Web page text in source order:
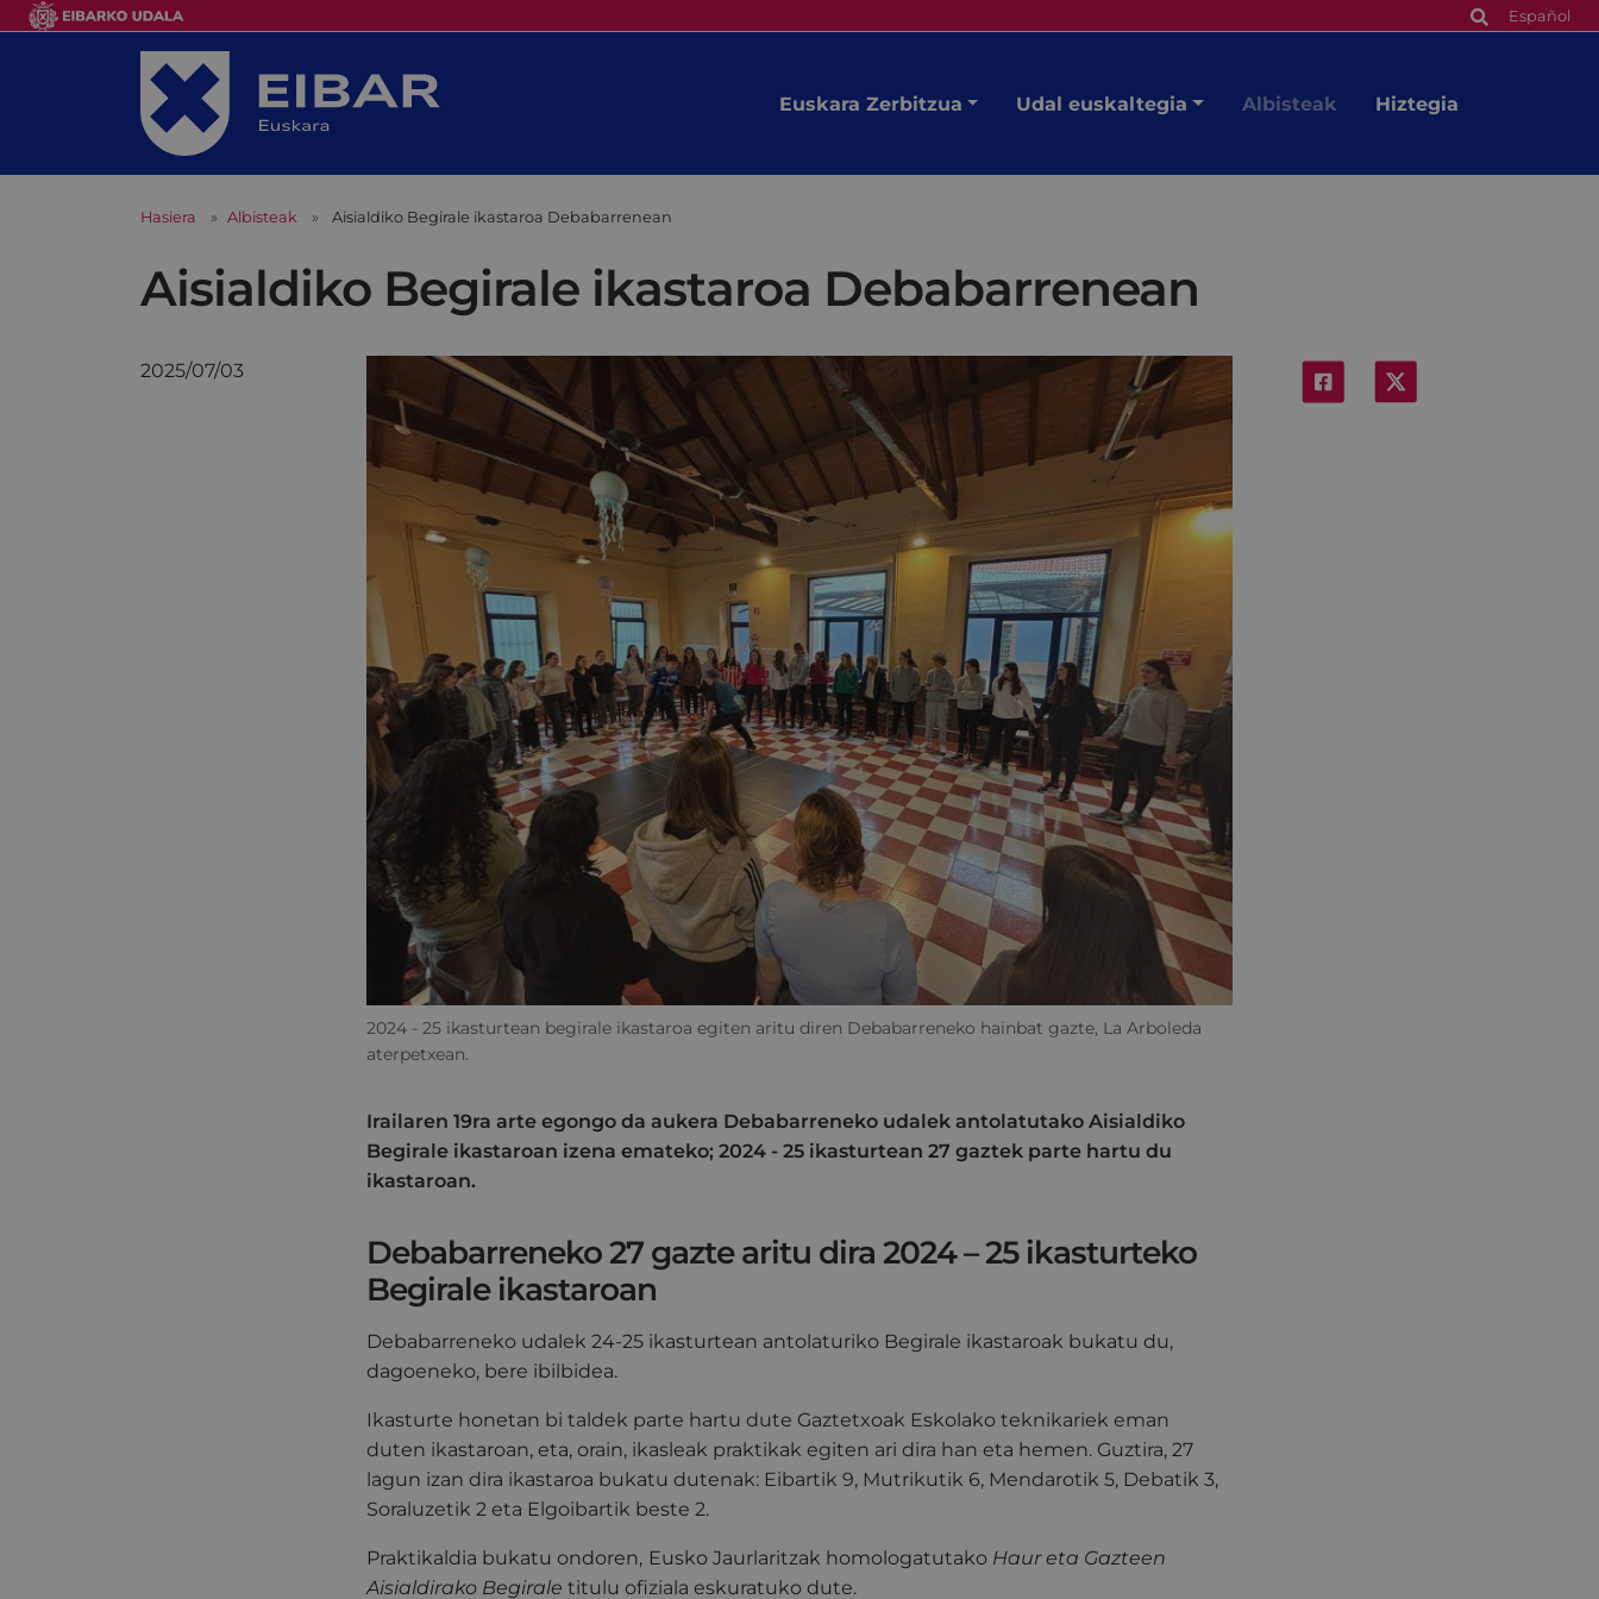
Español
Euskara Zerbitzua Udal euskaltegia Albisteak Hiztegia
Hasiera Albisteak Aisialdiko Begirale ikastaroa Debabarrenean
Aisialdiko Begirale ikastaroa Debabarrenean
2025/07/03
2024 - 25 ikasturtean begirale ikastaroa egiten aritu diren Debabarreneko hainbat gazte, La Arboleda
aterpetxean.
Irailaren 19ra arte egongo da aukera Debabarreneko udalek antolatutako Aisialdiko
Begirale ikastaroan izena emateko; 2024 - 25 ikasturtean 27 gaztek parte hartu du
ikastaroan.
Debabarreneko 27 gazte aritu dira 2024 – 25 ikasturteko
Begirale ikastaroan
Debabarreneko udalek 24-25 ikasturtean antolaturiko Begirale ikastaroak bukatu du,
dagoeneko, bere ibilbidea.
Ikasturte honetan bi taldek parte hartu dute Gaztetxoak Eskolako teknikariek eman
duten ikastaroan, eta, orain, ikasleak praktikak egiten ari dira han eta hemen. Guztira, 27
lagun izan dira ikastaroa bukatu dutenak: Eibartik 9, Mutrikutik 6, Mendarotik 5, Debatik 3,
Soraluzetik 2 eta Elgoibartik beste 2.
Praktikaldia bukatu ondoren, Eusko Jaurlaritzak homologatutako Haur eta Gazteen
Aisialdirako Begirale titulu ofiziala eskuratuko dute.